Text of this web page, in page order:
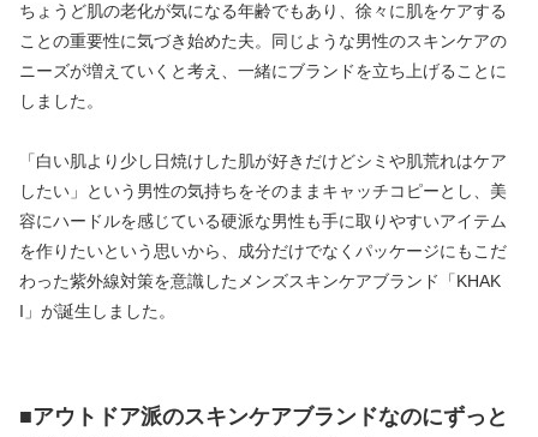
ちょうど肌の老化が気になる年齢でもあり、徐々に肌をケアする
ことの重要性に気づき始めた夫。同じような男性のスキンケアの
ニーズが増えていくと考え、一緒にブランドを立ち上げることに
しました。
「白い肌より少し日焼けした肌が好きだけどシミや肌荒れはケア
したい」という男性の気持ちをそのままキャッチコピーとし、美
容にハードルを感じている硬派な男性も手に取りやすいアイテム
を作りたいという思いから、成分だけでなくパッケージにもこだ
わった紫外線対策を意識したメンズスキンケアブランド「KHAK
I」が誕生しました。
■アウトドア派のスキンケアブランドなのにずっと